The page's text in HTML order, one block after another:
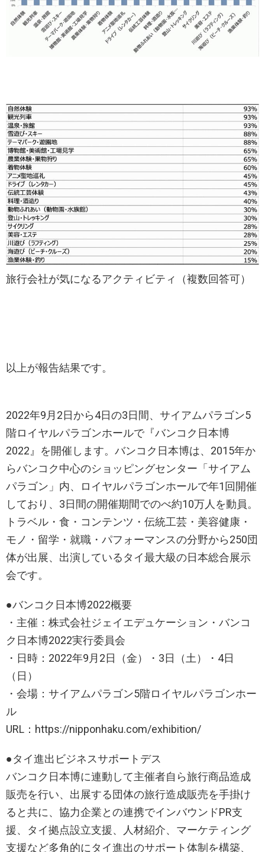
旅行会社が気になるアクティビティ（複数回答可）
以上が報告結果です。
2022年9月2日から4日の3日間、サイアムパラゴン5
階ロイヤルパラゴンホールで『バンコク日本博
2022』を開催します。バンコク日本博は、2015年か
らバンコク中心のショッピングセンター「サイアム
パラゴン」内、ロイヤルパラゴンホールで年1回開催
しており、3日間の開催期間でのべ約10万人を動員。
トラベル・食・コンテンツ・伝統工芸・美容健康・
モノ・留学・就職・パフォーマンスの分野から250団
体が出展、出演しているタイ最大級の日本総合展示
会です。
●バンコク日本博2022概要
・主催：株式会社ジェイエデュケーション・バンコ
ク日本博2022実行委員会
・日時：2022年9月2日（金）・3日（土）・4日
（日）
・会場：サイアムパラゴン5階ロイヤルパラゴンホー
ル
URL：https://nipponhaku.com/exhibition/
●タイ進出ビジネスサポートデス
バンコク日本博に連動して主催者自ら旅行商品造成
販売を行い、出展する団体の旅行造成販売を手掛け
ると共に、協力企業との連携でインバウンドPR支
援、タイ拠点設立支援、人材紹介、マーケティング
支援など多角的にタイ進出のサポート体制を構築、